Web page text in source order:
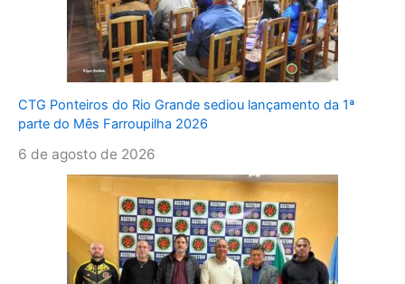
CTG Ponteiros do Rio Grande sediou lançamento da 1ª
parte do Mês Farroupilha 2026
6 de agosto de 2026